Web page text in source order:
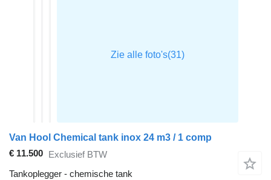
Van Hool Chemical tank inox 24 m3 / 1 comp
€ 11.500 Exclusief BTW
Tankoplegger - chemische tank